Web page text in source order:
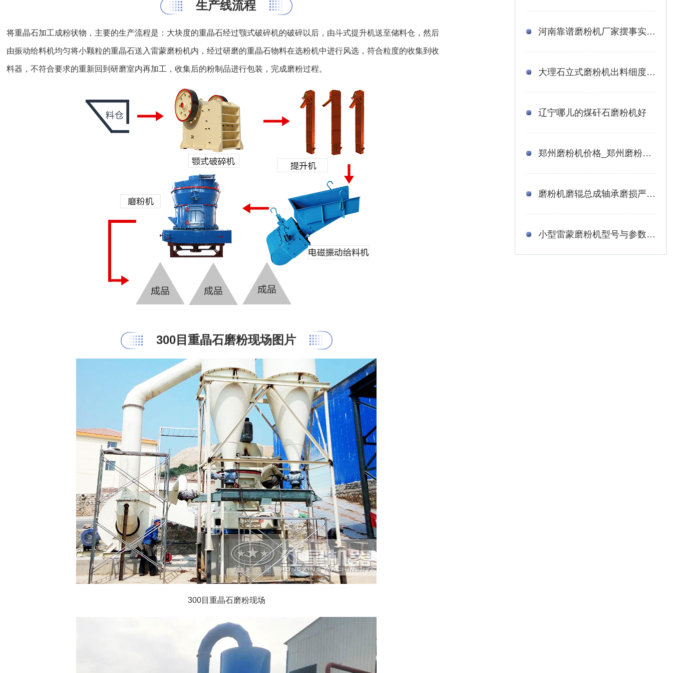
生产线流程
将重晶石加工成粉状物，主要的生产流程是：大块度的重晶石经过颚式破碎机的破碎以后，由斗式提升机送至储料仓，然后
由振动给料机均匀将小颗粒的重晶石送入雷蒙磨粉机内，经过研磨的重晶石物料在选粉机中进行风选，符合粒度的收集到收
料器，不符合要求的重新回到研磨室内再加工，收集后的粉制品进行包装，完成磨粉过程。
300目重晶石磨粉现场图片
300目重晶石磨粉现场
河南靠谱磨粉机厂家摆事实阐明货真价实
大理石立式磨粉机出料细度、每小时产量是多少
辽宁哪儿的煤矸石磨粉机好
郑州磨粉机价格_郑州磨粉机设备哪家好
磨粉机磨辊总成轴承磨损严重是否能得到改善
小型雷蒙磨粉机型号与参数，雷蒙磨粉机什么牌子好